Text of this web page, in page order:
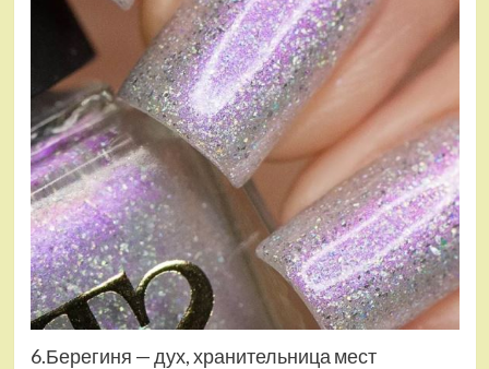
6.Берегиня — дух, хранительница мест